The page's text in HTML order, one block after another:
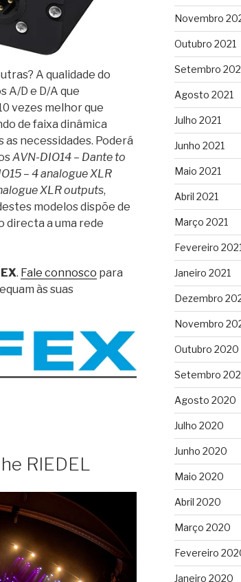
A qualidade do
A/D e D/A que
vezes melhor que
de faixa dinâmica
necessidades. Poderá
AVN-DIO14 – Dante to
– 4 analogue XLR
XLR outputs,
modelos dispõe de
directa a uma rede
. Fale connosco para
às suas
RIEDEL
Novembro
Outubro 2021
Setembro
Agosto 2021
Julho 2021
Junho 2021
Maio 2021
Abril 2021
Março 2021
Fevereiro
Janeiro 2021
Dezembro
Novembro
Outubro 2020
Setembro
Agosto 2020
Julho 2020
Junho 2020
Maio 2020
Abril 2020
Março 2020
Fevereiro
Janeiro 2020